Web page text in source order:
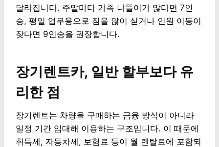
달라집니다. 주말마다 가족 나들이가 많다면 7인
승, 평일 업무용으로 짐을 많이 싣거나 인원 이동이
잦다면 9인승을 권장합니다.
장기렌트카, 일반 할부보다 유
리한 점
장기렌트는 차량을 구매하는 금융 방식이 아니라
일정 기간 임대해 이용하는 구조입니다. 이 때문에
취득세, 자동차세, 보험료 등이 월 렌탈료에 포함되